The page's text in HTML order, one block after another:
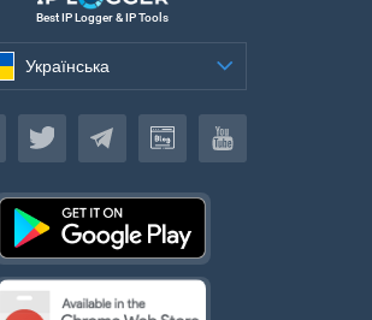
Best IP Logger & IP Tools
Українська
Українська